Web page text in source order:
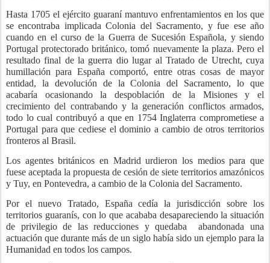
Hasta 1705 el ejército guaraní mantuvo enfrentamientos en los que
se encontraba implicada Colonia del Sacramento, y fue ese año
cuando en el curso de la Guerra de Sucesión Española, y siendo
Portugal protectorado británico, tomó nuevamente la plaza. Pero el
resultado final de la guerra dio lugar al Tratado de Utrecht, cuya
humillación para España comportó, entre otras cosas de mayor
entidad, la devolución de la Colonia del Sacramento, lo que
acabaría ocasionando la despoblación de la Misiones y el
crecimiento del contrabando y la generación conflictos armados,
todo lo cual contribuyó a que en 1754 Inglaterra comprometiese a
Portugal para que cediese el dominio a cambio de otros territorios
fronteros al Brasil.
Los agentes británicos en Madrid urdieron los medios para que
fuese aceptada la propuesta de cesión de siete territorios amazónicos
y Tuy, en Pontevedra, a cambio de la Colonia del Sacramento.
Por el nuevo Tratado, España cedía la jurisdicción sobre los
territorios guaranís, con lo que acababa desapareciendo la situación
de privilegio de las reducciones y quedaba
abandonada una
actuación que durante más de un siglo había sido un ejemplo para la
Humanidad en todos los campos.